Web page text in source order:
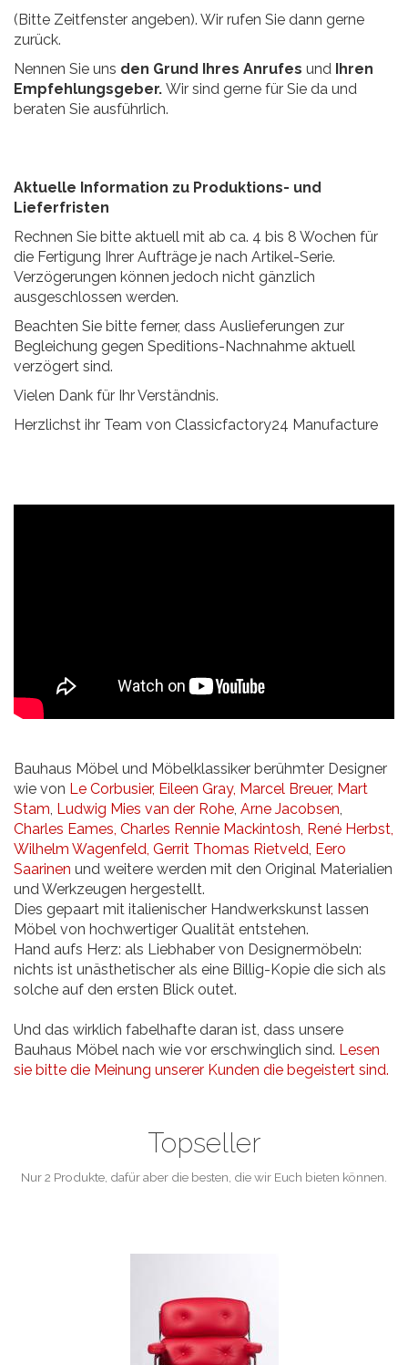
(Bitte Zeitfenster angeben). Wir rufen Sie dann gerne
zurück.
Nennen Sie uns den Grund Ihres Anrufes und Ihren
Empfehlungsgeber. Wir sind gerne für Sie da und
beraten Sie ausführlich.
Aktuelle Information zu Produktions- und
Lieferfristen
Rechnen Sie bitte aktuell mit ab ca. 4 bis 8 Wochen für
die Fertigung Ihrer Aufträge je nach Artikel-Serie.
Verzögerungen können jedoch nicht gänzlich
ausgeschlossen werden.
Beachten Sie bitte ferner, dass Auslieferungen zur
Begleichung gegen Speditions-Nachnahme aktuell
verzögert sind.
Vielen Dank für Ihr Verständnis.
Herzlichst ihr Team von Classicfactory24 Manufacture
Bauhaus Möbel und Möbelklassiker berühmter Designer
wie von Le Corbusier, Eileen Gray, Marcel Breuer, Mart
Stam, Ludwig Mies van der Rohe, Arne Jacobsen,
Charles Eames, Charles Rennie Mackintosh, René Herbst,
Wilhelm Wagenfeld, Gerrit Thomas Rietveld, Eero
Saarinen und weitere werden mit den Original Materialien
und Werkzeugen hergestellt.
Dies gepaart mit italienischer Handwerkskunst lassen
Möbel von hochwertiger Qualität entstehen.
Hand aufs Herz: als Liebhaber von Designermöbeln:
nichts ist unästhetischer als eine Billig-Kopie die sich als
solche auf den ersten Blick outet.
Und das wirklich fabelhafte daran ist, dass unsere
Bauhaus Möbel nach wie vor erschwinglich sind. Lesen
sie bitte die Meinung unserer Kunden die begeistert sind.
Topseller
Nur 2 Produkte, dafür aber die besten, die wir Euch bieten können.